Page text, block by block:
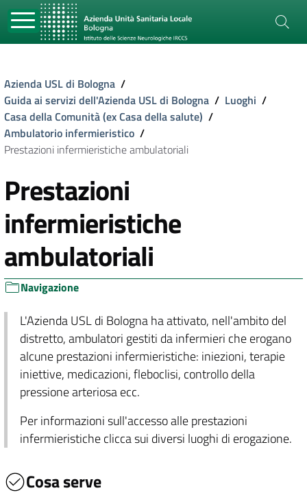
Azienda USL di Bologna /
Guida ai servizi dell'Azienda USL di Bologna / Luoghi /
Casa della Comunità (ex Casa della salute) /
Ambulatorio infermieristico /
Prestazioni infermieristiche ambulatoriali
Prestazioni
infermieristiche
ambulatoriali
Navigazione
L'Azienda USL di Bologna ha attivato, nell'ambito del
distretto, ambulatori gestiti da infermieri che erogano
alcune prestazioni infermieristiche: iniezioni, terapie
iniettive, medicazioni, fleboclisi, controllo della
pressione arteriosa ecc.
Per informazioni sull'accesso alle prestazioni
infermieristiche clicca sui diversi luoghi di erogazione.
Cosa serve